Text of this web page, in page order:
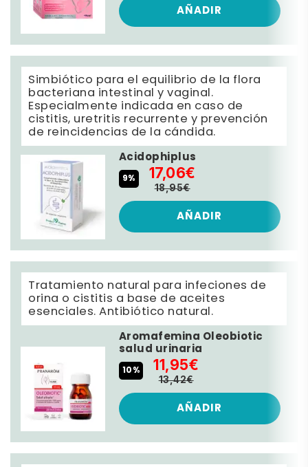
AÑADIR
Simbiótico para el equilibrio de la flora
bacteriana intestinal y vaginal.
Especialmente indicada en caso de
cistitis, uretritis recurrente y prevención
de reincidencias de la cándida.
Acidophiplus
9% 17,06€
18,95€
AÑADIR
Tratamiento natural para infeciones de
orina o cistitis a base de aceites
esenciales. Antibiótico natural.
Aromafemina Oleobiotic
salud urinaria
10% 11,95€
13,42€
AÑADIR